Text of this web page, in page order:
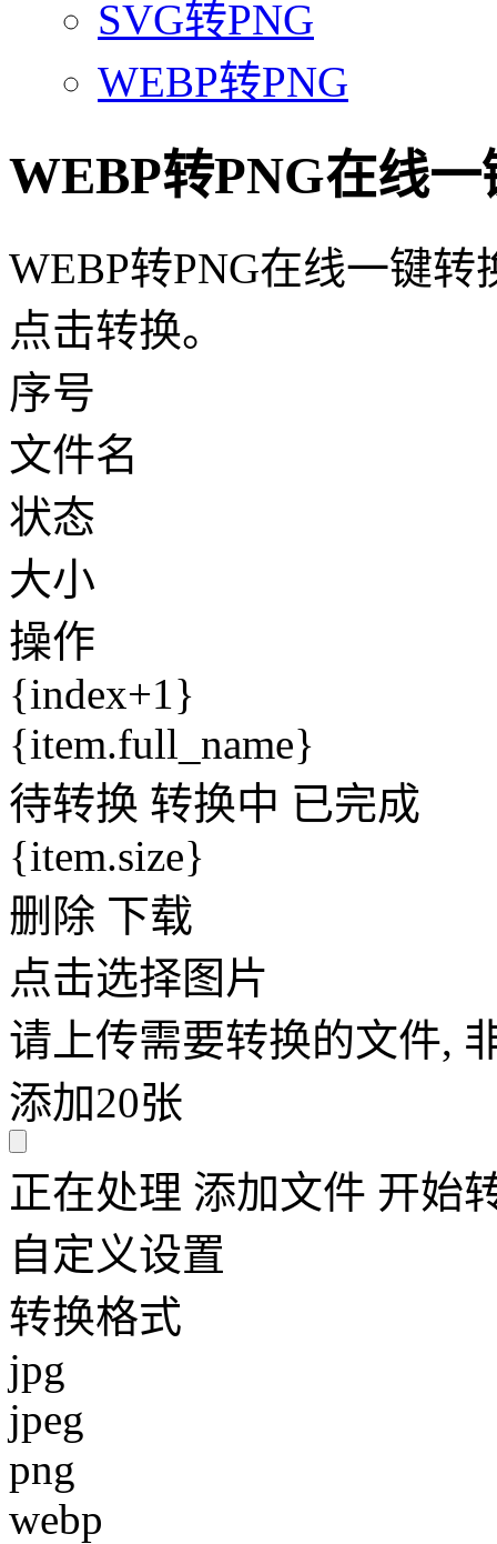
SVG转PNG
WEBP转PNG
WEBP转PNG在线一
WEBP转PNG在线一键
点击转换。
序号
文件名
状态
大小
操作
{index+1}
{item.full_name}
待转换 转换中 已完成
{item.size}
删除 下载
点击选择图片
请上传需要转换的文件,
添加20张
正在处理 添加文件 开始
自定义设置
转换格式
jpg
jpeg
png
webp